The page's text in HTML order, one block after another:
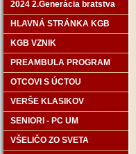
2024 2.Generácia bratstva
HLAVNÁ STRÁNKA KGB
KGB VZNIK
PREAMBULA PROGRAM
OTCOVI S ÚCTOU
VERŠE KLASIKOV
SENIORI - PC UM
VŠELIČO ZO SVETA